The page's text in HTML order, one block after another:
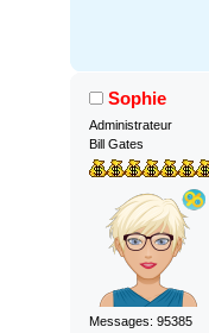
Sophie
Administrateur
Bill Gates
Messages: 95385